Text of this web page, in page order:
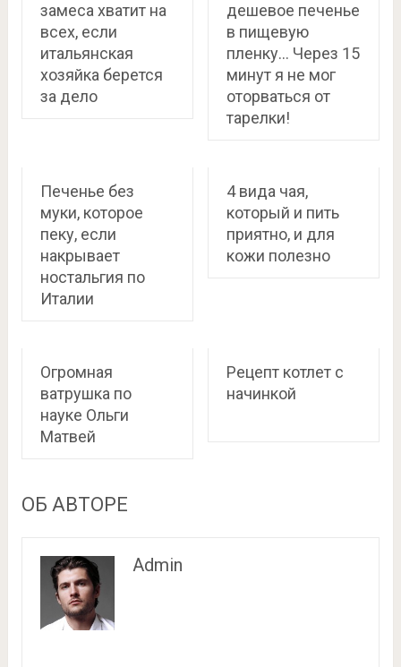
замеса хватит на
всех, если
итальянская
хозяйка берется
за дело
дешевое печенье
в пищевую
пленку… Через 15
минут я не мог
оторваться от
тарелки!
Печенье без
муки, которое
пеку, если
накрывает
ностальгия по
Италии
4 вида чая,
который и пить
приятно, и для
кожи полезно
Огромная
ватрушка по
науке Ольги
Матвей
Рецепт котлет с
начинкой
ОБ АВТОРЕ
Admin